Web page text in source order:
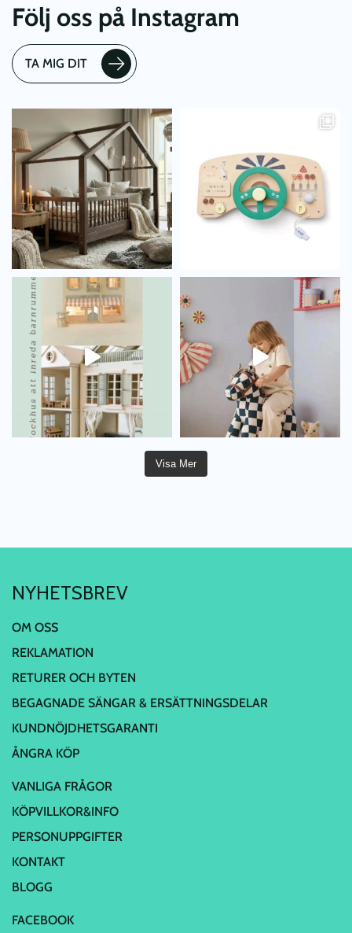
Följ oss på Instagram
TA MIG DIT
Visa Mer
NYHETSBREV
OM OSS
REKLAMATION
RETURER OCH BYTEN
BEGAGNADE SÄNGAR & ERSÄTTNINGSDELAR
KUNDNÖJDHETSGARANTI
ÅNGRA KÖP
VANLIGA FRÅGOR
KÖPVILLKOR&INFO
PERSONUPPGIFTER
KONTAKT
BLOGG
FACEBOOK